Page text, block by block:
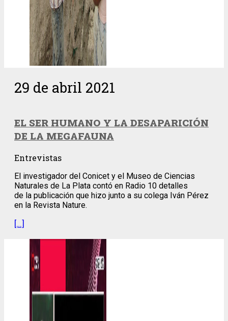
29 de abril 2021
EL SER HUMANO Y LA DESAPARICIÓN
DE LA MEGAFAUNA
Entrevistas
El investigador del Conicet y el Museo de Ciencias
Naturales de La Plata contó en Radio 10 detalles
de la publicación que hizo junto a su colega Iván Pérez
en la Revista Nature.
[…]